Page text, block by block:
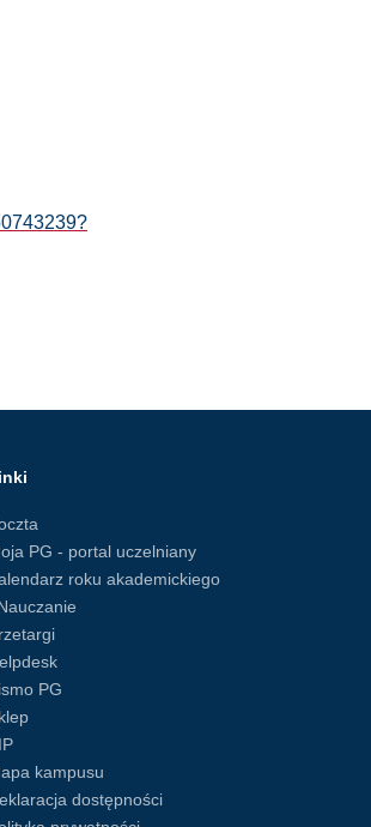
PG - portal uczelniany
roku akademickiego
PG
kampusu
dostępności